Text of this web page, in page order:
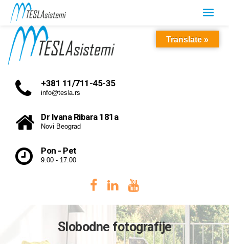
+381 11/711-45-35
info@tesla.rs
Dr Ivana Ribara 181a
Novi Beograd
Pon - Pet
9:00 - 17:00
Slobodne fotografije
Translate »